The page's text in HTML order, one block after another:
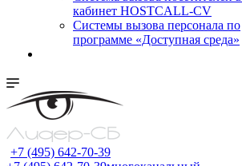
кабинет HOSTCALL-CV
Системы вызова персонала по
программе «Доступная среда»
+7 (495) 642-70-39